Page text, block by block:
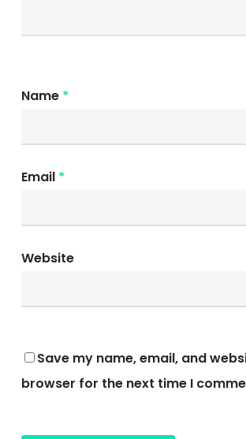
Name *
Email *
Website
Save my name, email, and
browser for the next time I